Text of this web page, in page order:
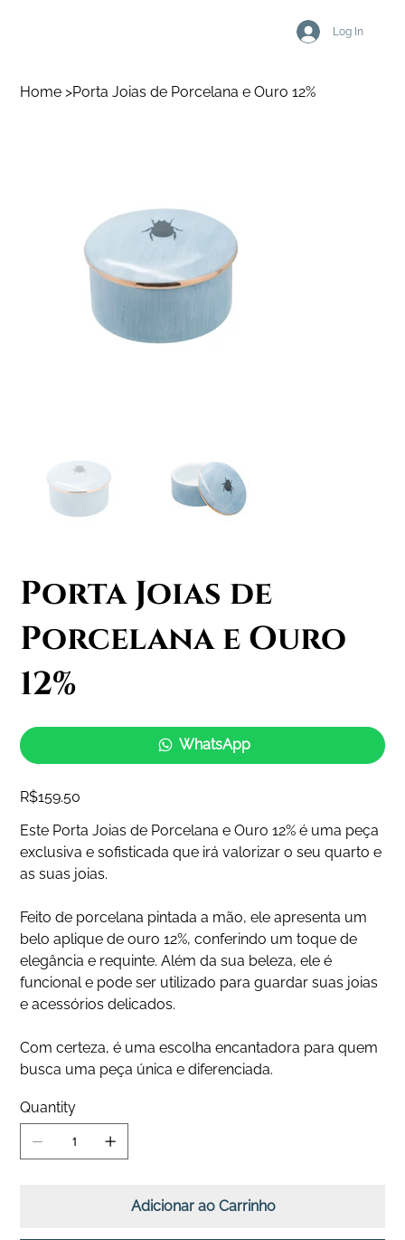
Log In
Home >Porta Joias de Porcelana e Ouro 12%
Porta Joias de
Porcelana e Ouro
12%
WhatsApp
Price
R$159.50
Este Porta Joias de Porcelana e Ouro 12% é uma peça
exclusiva e sofisticada que irá valorizar o seu quarto e
as suas joias.
Feito de porcelana pintada a mão, ele apresenta um
belo aplique de ouro 12%, conferindo um toque de
elegância e requinte. Além da sua beleza, ele é
funcional e pode ser utilizado para guardar suas joias
e acessórios delicados.
Com certeza, é uma escolha encantadora para quem
busca uma peça única e diferenciada.
Quantity
Adicionar ao Carrinho